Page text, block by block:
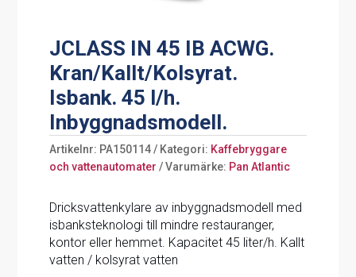
JCLASS IN 45 IB ACWG.
Kran/Kallt/Kolsyrat.
Isbank. 45 l/h.
Inbyggnadsmodell.
Artikelnr: PA150114 Kategori: Kaffebryggare
och vattenautomater
Varumärke: Pan Atlantic
Dricksvattenkylare av inbyggnadsmodell med
isbanksteknologi till mindre restauranger,
kontor eller hemmet. Kapacitet 45 liter/h. Kallt
vatten / kolsyrat vatten